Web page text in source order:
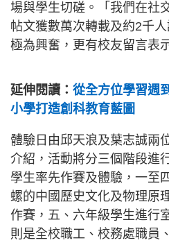
場與學生切磋。「我們在社
帖文獲數萬次轉載及約2千
極為興奮，更有校友留言表
延伸閱讀： 從全方位學習週
小學打造創科教育藍圖
體驗日由邱天浪及葉志誠兩
介紹，活動將分三個階段進
學生率先作賽及體驗，一至
螺的中國歷史文化及物理原
作賽，五、六年級學生進行
則是全校職工、校務處職員